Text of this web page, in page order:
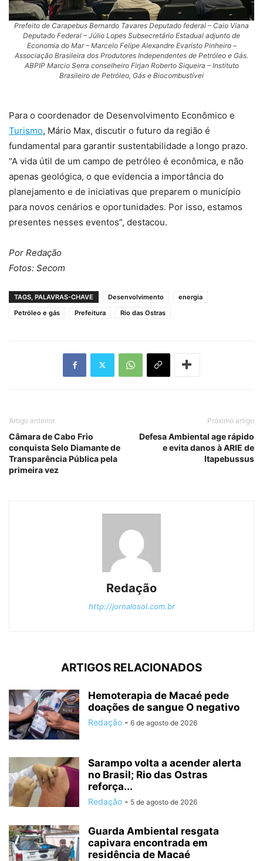
Prefeito de Carapebus Bernardo Tavares Deputado federal – Caio Viana
Deputado Federal – Júlio Lopes Subsecretário Estadual adjunto de
Economia do Mar – Marcelo Felipe Alexandre Evaristo Pinheiro –
Associação Brasileira dos Produtores Independentes de Petróleo e Gás.
ABPIP Marcio Serra conselheiro Firjan Roberto Siqueira – Instituto
Brasileiro de Petróleo, Gás e Biocombustívei
Para o coordenador de Desenvolvimento Econômico e
Turismo, Mário Max, discutir o futuro da região é
fundamental para garantir sustentabilidade a longo prazo.
“A vida útil de um campo de petróleo é econômica, e não
apenas geológica, o que evidencia a importância do
planejamento e de iniciativas que preparem o município
para novos cenários e oportunidades. Por isso, estamos
presentes nesses eventos”, destacou.
Por Redação
Fotos: Secom
TAGS, PALAVRAS-CHAVE Desenvolvimento
energia
Petróleo e gás
Prefeitura Rio das Ostras
Artigo anterior
Câmara de Cabo Frio
conquista Selo Diamante de
Transparência Pública pela
primeira vez
Próximo artigo
Defesa Ambiental age rápido
e evita danos à ARIE de
Itapebussus
Redação
http://jornalosol.com.br
ARTIGOS RELACIONADOS
Hemoterapia de Macaé pede
doações de sangue O negativo
Redação - 6 de agosto de 2026
Sarampo volta a acender alerta
no Brasil; Rio das Ostras
reforça...
Redação - 5 de agosto de 2026
Guarda Ambiental resgata
capivara encontrada em
residência de Macaé